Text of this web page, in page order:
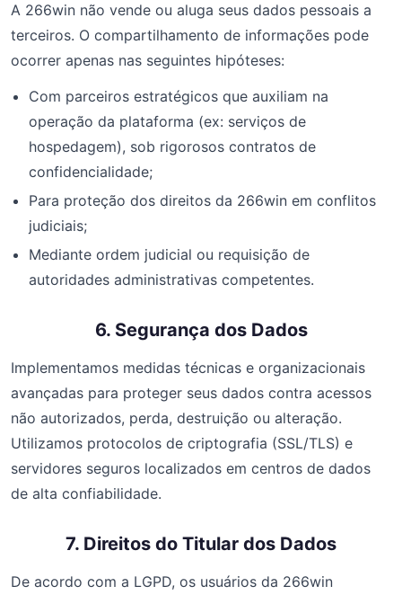
A 266win não vende ou aluga seus dados pessoais a
terceiros. O compartilhamento de informações pode
ocorrer apenas nas seguintes hipóteses:
Com parceiros estratégicos que auxiliam na
operação da plataforma (ex: serviços de
hospedagem), sob rigorosos contratos de
confidencialidade;
Para proteção dos direitos da 266win em conflitos
judiciais;
Mediante ordem judicial ou requisição de
autoridades administrativas competentes.
6. Segurança dos Dados
Implementamos medidas técnicas e organizacionais
avançadas para proteger seus dados contra acessos
não autorizados, perda, destruição ou alteração.
Utilizamos protocolos de criptografia (SSL/TLS) e
servidores seguros localizados em centros de dados
de alta confiabilidade.
7. Direitos do Titular dos Dados
De acordo com a LGPD, os usuários da 266win